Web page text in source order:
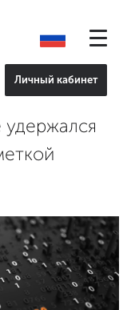
Личный кабинет
удержался